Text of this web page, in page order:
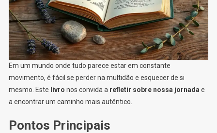
Em um mundo onde tudo parece estar em constante
movimento, é fácil se perder na multidão e esquecer de si
mesmo. Este livro nos convida a refletir sobre nossa jornada e
a encontrar um caminho mais autêntico.
Pontos Principais